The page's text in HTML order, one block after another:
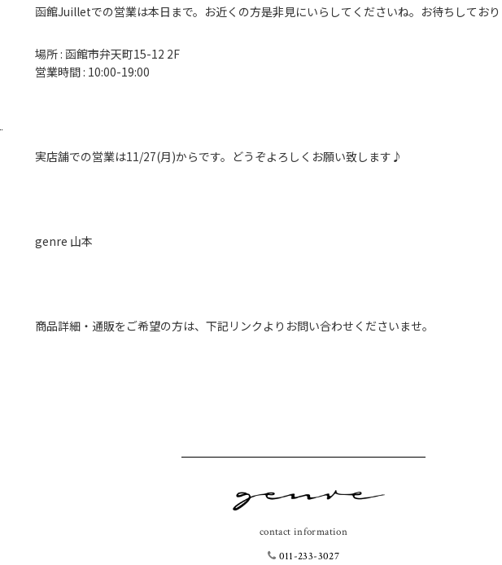
函館Juilletでの営業は本日まで。お近くの方是非見にいらしてくださいね。お待ちしており
場所 : 函館市弁天町15-12 2F
営業時間 : 10:00-19:00
実店舗での営業は11/27(月)からです。どうぞよろしくお願い致します♪
genre 山本
商品詳細・通販をご希望の方は、下記リンクよりお問い合わせくださいませ。
contact information
011-233-3027